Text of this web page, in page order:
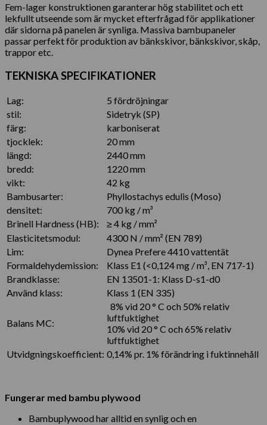
Fem-lager konstruktionen garanterar hög stabilitet och ett
lekfullt utseende som är mycket efterfrågad för applikationer
där sidorna på panelen är synliga. Massiva bambupaneler
passar perfekt för produktion av bänkskivor, bänkskivor, skåp,
trappor etc.
TEKNISKA SPECIFIKATIONER
Lag:
5 fördröjningar
stil:
Sidetryk (SP)
färg:
karboniserat
tjocklek:
20 mm
längd:
2440 mm
bredd:
1220 mm
vikt:
42 kg
Bambusarter:
Phyllostachys edulis (Moso)
densitet:
700 kg / m³
Brinell Hardness (HB):
≥ 4 kg / mm²
Elasticitetsmodul:
4300 N / mm² (EN 789)
Lim:
Dynea Prefere 4410 vattentät
Formaldehydemission:
Klass E1 (<0,124 mg / m³, EN 717-1)
Brandklasse:
EN 13501-1: Klass D-s1-d0
Använd klass:
Klass 1 (EN 335)
Balans MC:
8% vid 20 ° C och 50% relativ
luftfuktighet
10% vid 20 ° C och 65% relativ
luftfuktighet
Utvidgningskoefficient: 0,14% pr. 1% förändring i fuktinnehåll
Fungerar med bambu plywood
Bambuplywood har alltid en synlig och en